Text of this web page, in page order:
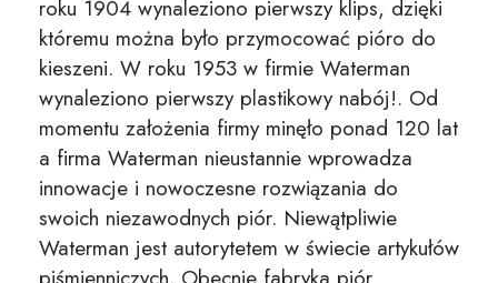
roku 1904 wynaleziono pierwszy klips, dzięki
któremu można było przymocować pióro do
kieszeni. W roku 1953 w firmie Waterman
wynaleziono pierwszy plastikowy nabój!. Od
momentu założenia firmy minęło ponad 120 lat
a firma Waterman nieustannie wprowadza
innowacje i nowoczesne rozwiązania do
swoich niezawodnych piór. Niewątpliwie
Waterman jest autorytetem w świecie artykułów